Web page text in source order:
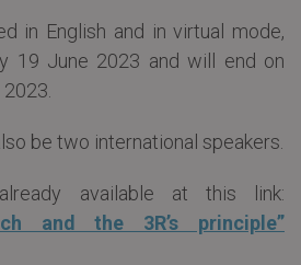
in English and in virtual mode,
19 June 2023 and will end on
be two international speakers.
available at this link:
and the 3R’s principle”